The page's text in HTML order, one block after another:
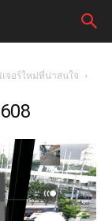
จอร์ใหม่ที่น่าสนใจ